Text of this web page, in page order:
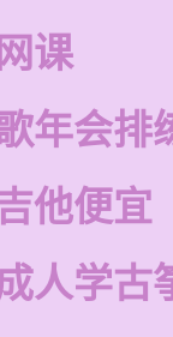
课
年会排
他便宜
人学古